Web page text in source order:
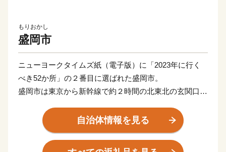
もりおかし
盛岡市
ニューヨークタイムズ紙（電子版）に「2023年に行く
べき52か所」の２番目に選ばれた盛岡市。
盛岡市は東京から新幹線で約２時間の北東北の玄関口で
り、東京駅の設計でも有名な辰野金吾氏が設計した、
「岩手銀行赤レンガ館」をはじめとする大正から昭和初
期時代の和洋折衷の建物が中心市街地に点在する、歩い
自治体情報を見る